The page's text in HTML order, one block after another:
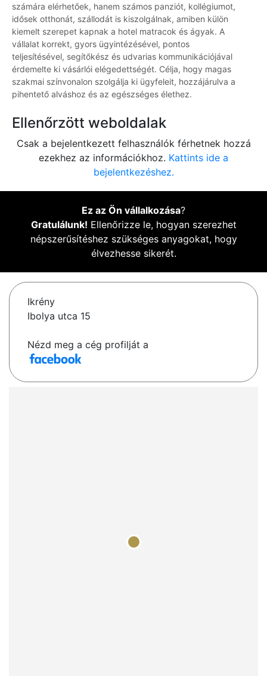
számára elérhetőek, hanem számos panziót, kollégiumot,
idősek otthonát, szállodát is kiszolgálnak, amiben külön
kiemelt szerepet kapnak a hotel matracok és ágyak. A
vállalat korrekt, gyors ügyintézésével, pontos
teljesítésével, segítőkész és udvarias kommunikációjával
érdemelte ki vásárlói elégedettségét. Célja, hogy magas
szakmai színvonalon szolgálja ki ügyfeleit, hozzájárulva a
pihentető alváshoz és az egészséges élethez.
Ellenőrzött weboldalak
Csak a bejelentkezett felhasználók férhetnek hozzá
ezekhez az információkhoz. Kattints ide a
bejelentkezéshez.
Ez az Ön vállalkozása?
Gratulálunk! Ellenőrizze le, hogyan szerezhet
népszerűsítéshez szükséges anyagokat, hogy
élvezhesse sikerét.
Ikrény
Ibolya utca 15
Nézd meg a cég profilját a